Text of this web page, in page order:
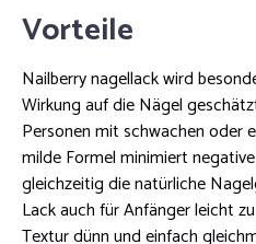
Vorteile
Nailberry nagellack wird
Wirkung auf die Nägel
Personen mit schwachen oder
milde Formel minimiert
gleichzeitig die natürliche
Lack auch für Anfänger leicht
Textur dünn und einfach